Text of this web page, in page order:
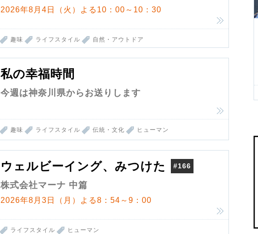
2026年8月4日（火）よる10：00～10：30
趣味 ライフスタイル 自然・アウトドア
私の幸福時間
今週は神奈川県からお送りします
趣味 ライフスタイル 伝統・文化 ヒューマン
ウェルビーイング、みつけた #166
株式会社マーナ 中篇
2026年8月3日（月）よる8：54～9：00
ライフスタイル ヒューマン